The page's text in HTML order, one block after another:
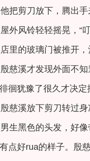
他把剪刀放下，腾出
屋外风铃轻轻摇晃，“
店里的玻璃门被推开
殷慈溪才发现外面不
徊犹豫了很久才决定
殷慈溪放下剪刀转过
男生黑色的头发，好
点好rua的样子。殷